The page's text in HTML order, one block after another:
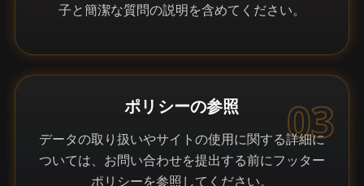
子と簡潔な質問の説明を含めてください。
03
ポリシーの参照
データの取り扱いやサイトの使用に関する詳細に
ついては、お問い合わせを提出する前にフッター
ポリシーを参照してください。